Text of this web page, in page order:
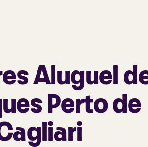
Aluguel
Perto de